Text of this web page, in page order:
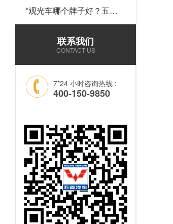
一公里”接驳更舒心！…
*观光车哪个牌子好？五菱
43800元14座锂电观光车
——选靠谱品牌，看质量
和耐用就够了！…
联系我们
CONTACT US
7*24 小时咨询热线 :
400-150-9850